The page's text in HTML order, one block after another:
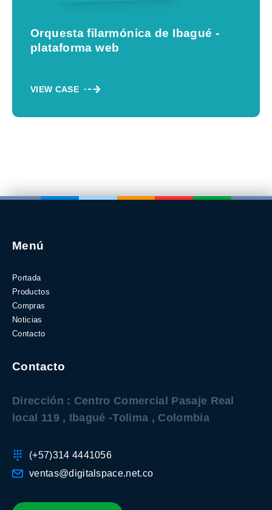
Orquesta filarmónica de Ibagué -
plataforma web
VIEW CASE
Menú
Portada
Productos
Compras
Noticias
Contacto
Contacto
Dirección : Centro Comercial Pasaje Real
local 119 , Ibagué -Tolima , Colombia
(+57)314 4441056
ventas@digitalspace.net.co